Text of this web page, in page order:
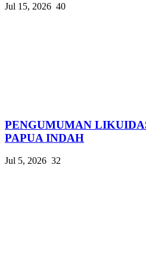
Jul 15, 2026 40
PENGUMUMAN
PAPUA INDAH
Jul 5, 2026 32